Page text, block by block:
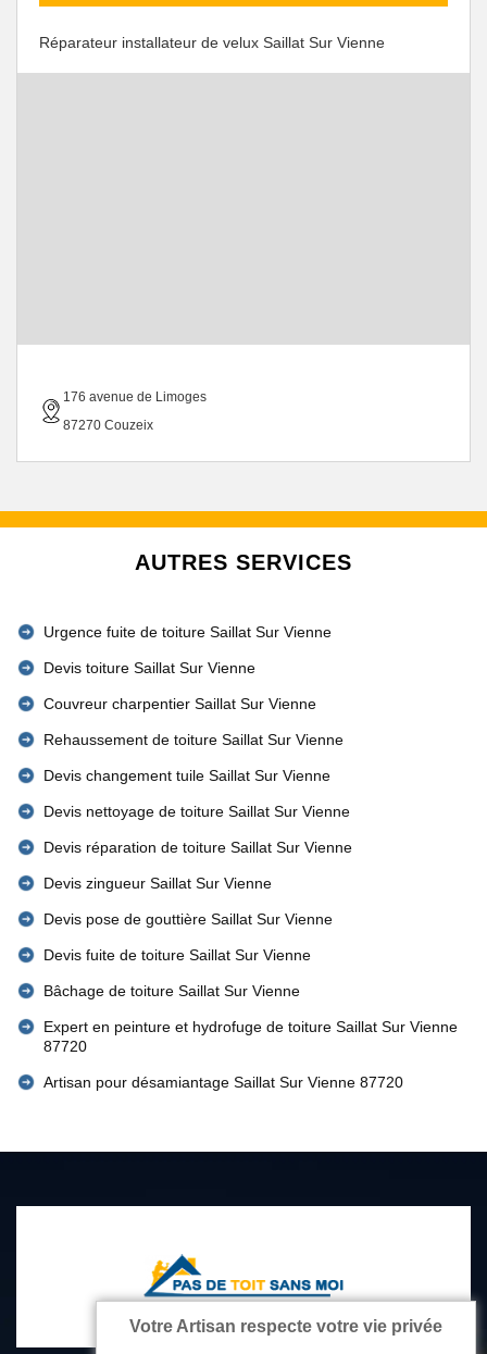
Réparateur installateur de velux Saillat Sur Vienne
176 avenue de Limoges
87270 Couzeix
AUTRES SERVICES
Urgence fuite de toiture Saillat Sur Vienne
Devis toiture Saillat Sur Vienne
Couvreur charpentier Saillat Sur Vienne
Rehaussement de toiture Saillat Sur Vienne
Devis changement tuile Saillat Sur Vienne
Devis nettoyage de toiture Saillat Sur Vienne
Devis réparation de toiture Saillat Sur Vienne
Devis zingueur Saillat Sur Vienne
Devis pose de gouttière Saillat Sur Vienne
Devis fuite de toiture Saillat Sur Vienne
Bâchage de toiture Saillat Sur Vienne
Expert en peinture et hydrofuge de toiture Saillat Sur Vienne
87720
Artisan pour désamiantage Saillat Sur Vienne 87720
Votre Artisan respecte votre vie privée